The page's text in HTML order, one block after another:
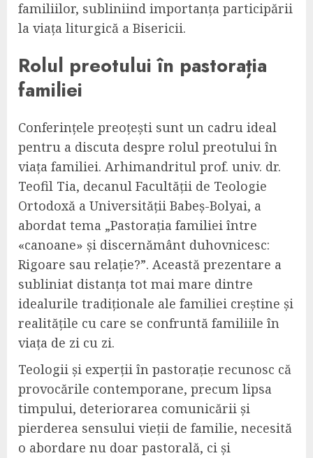
familiilor, subliniind importanța participării
la viața liturgică a Bisericii.
Rolul preotului în pastorația
familiei
Conferințele preoțești sunt un cadru ideal
pentru a discuta despre rolul preotului în
viața familiei. Arhimandritul prof. univ. dr.
Teofil Tia, decanul Facultății de Teologie
Ortodoxă a Universității Babeș-Bolyai, a
abordat tema „Pastorația familiei între
«canoane» și discernământ duhovnicesc:
Rigoare sau relație?”. Această prezentare a
subliniat distanța tot mai mare dintre
idealurile tradiționale ale familiei creștine și
realitățile cu care se confruntă familiile în
viața de zi cu zi.
Teologii și experții în pastorație recunosc că
provocările contemporane, precum lipsa
timpului, deteriorarea comunicării și
pierderea sensului vieții de familie, necesită
o abordare nu doar pastorală, ci și